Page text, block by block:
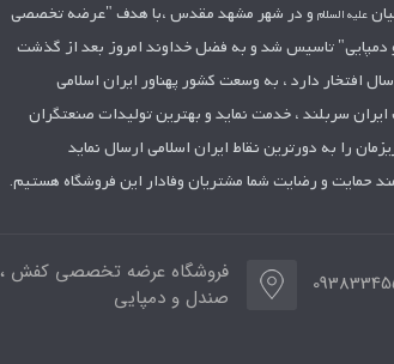
علیه السلام و در شهر مشهد مقدس ،با هدف "عرضه تخصصی
تاسیس شدو به فضل خداوند امروز بعد از گذشت
افتخار دارد ، به وسعت کشور پهناور ایران اسلامی
سربلند ، خدمت نماید و بهترین تولیداتصنعتگران
را به دورترین نقاط ایران اسلامی ارسال نماید
حمایت و رضایت شما مشتریان وفادار این فروشگاه هستیم.
فروشگاه عرضه تخصصی کفش ،
صندل و دمپایی